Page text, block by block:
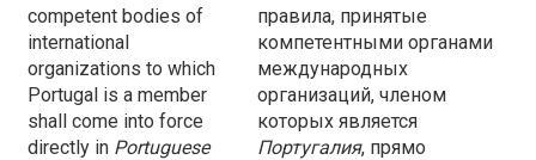
competent bodies of
international
organizations to which
Portugal is a member
shall come into force
directly in Portuguese
правила, принятые
компетентными органами
международных
организаций, членом
которых является
Португалия, прямо